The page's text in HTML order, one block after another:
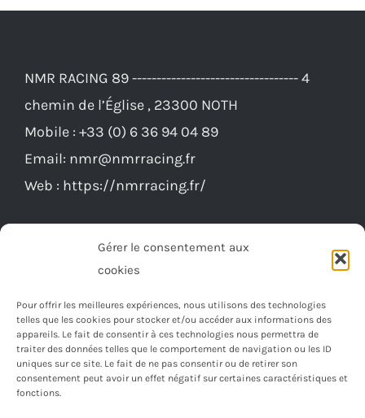
Gérer le consentement aux
cookies
Pour offrir les meilleures expériences, nous utilisons des technologies
telles que les cookies pour stocker et/ou accéder aux informations des
appareils. Le fait de consentir à ces technologies nous permettra de
traiter des données telles que le comportement de navigation ou les ID
uniques sur ce site. Le fait de ne pas consentir ou de retirer son
consentement peut avoir un effet négatif sur certaines caractéristiques et
fonctions.
NMR RACING 89 ---------------------------------- 4
chemin de l’Église , 23300 NOTH
Mobile : +33 (0) 6 36 94 04 89
Email: nmr@nmrracing.fr
Web : https://nmrracing.fr/